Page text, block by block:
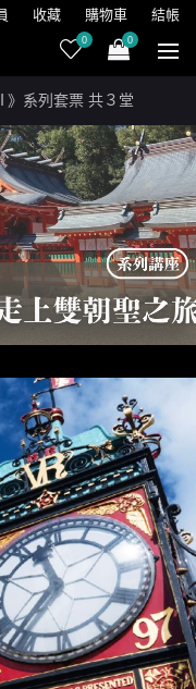
收藏 購物車 結帳
0 0
》系列套票 共３堂